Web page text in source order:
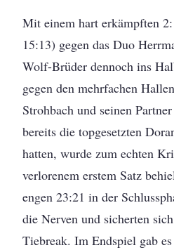
Mit einem hart erkämpften
15:13) gegen das Duo
Wolf-Brüder dennoch ins
gegen den mehrfachen
Strohbach und seinen
bereits die topgesetzten
hatten, wurde zum echten
verlorenem erstem Satz
engen 23:21 in der
die Nerven und sicherten
Tiebreak. Im Endspiel gab